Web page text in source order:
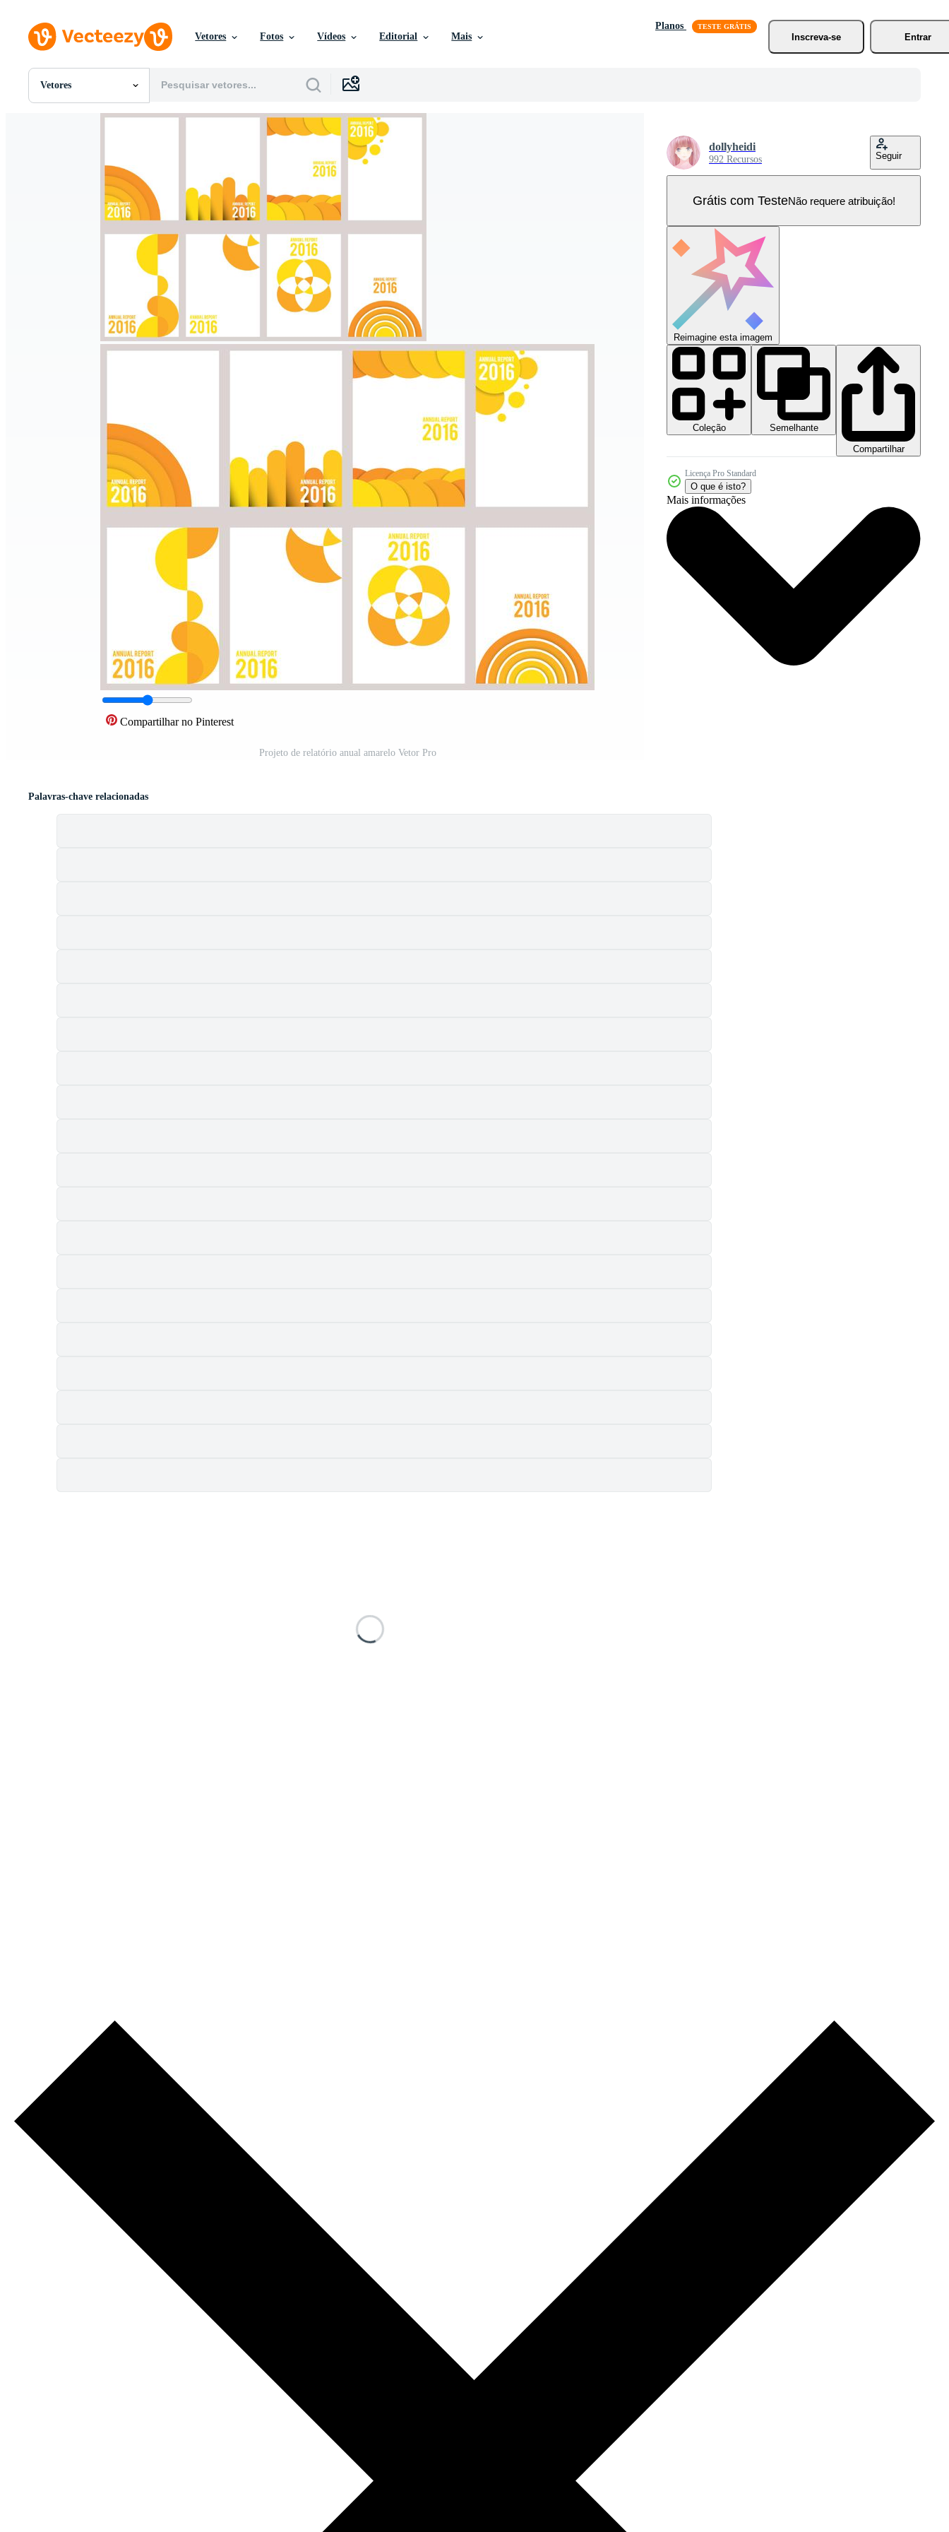
Vetores Fotos Vídeos Editorial Mais
Planos
Inscreva-se
Entrar
Vetores
Todas Imagens
Motion graphics
Imagens Editoriais
Compartilhar no Pinterest
Projeto de relatório anual amarelo Vetor Pro
dollyheidi
992 Recursos Seguir
Grátis com TesteNão requere atribuição!
Reimagine esta imagem
Coleção
Semelhante
Compartilhar
Licença Pro Standard
O que é isto?
Mais informações
Palavras-chave relacionadas